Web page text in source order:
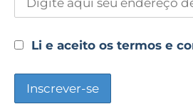
Li e aceito os termos e